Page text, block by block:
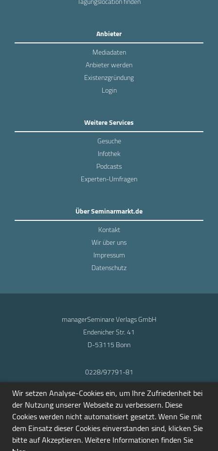
Anbieter
Mediadaten
Anbieter werden
Existenzgründung
Login
Weitere Services
Gesuche
Infothek
Podcasts
Experten-Umfragen
Über Seminarmarkt.de
Kontakt
Wir über uns
Impressum
Datenschutz
managerSeminare Verlags GmbH
Endenicher Str. 41
D-53115 Bonn
0228/97791-81
info@seminarmarkt.de
© 2001-2026
Wir setzen Analyse-Cookies ein, um Ihre Zufriedenheit bei
der Nutzung unserer Webseite zu verbessern. Diese
Cookies werden nicht automatisiert gesetzt. Wenn Sie mit
dem Einsatz dieser Cookies einverstanden sind, klicken Sie
bitte auf Akzeptieren. Weitere Informationen finden Sie